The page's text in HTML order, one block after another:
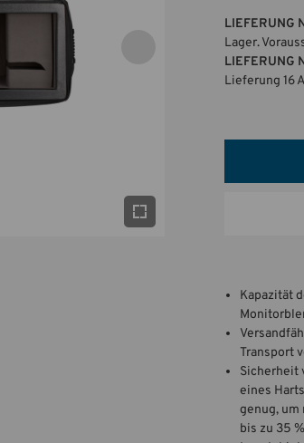
LIEFERUNG
Lager.
LIEFERUNG
Lieferung 16
Kapazität
Transport
Sicherheit
eines
genug, um
bis zu 35